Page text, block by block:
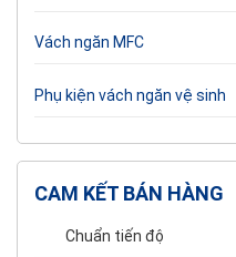
Vách ngăn MFC
Phụ kiện vách ngăn vệ sinh
CAM KẾT BÁN HÀNG
Chuẩn tiến độ